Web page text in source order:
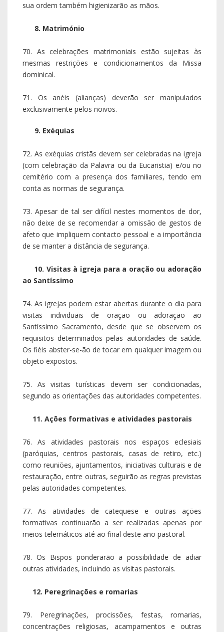
sua ordem também higienizarão as mãos.
8. Matrimónio
70. As celebrações matrimoniais estão sujeitas às
mesmas restrições e condicionamentos da Missa
dominical.
71. Os anéis (alianças) deverão ser manipulados
exclusivamente pelos noivos.
9. Exéquias
72. As exéquias cristãs devem ser celebradas na igreja
(com celebração da Palavra ou da Eucaristia) e/ou no
cemitério com a presença dos familiares, tendo em
conta as normas de segurança.
73. Apesar de tal ser difícil nestes momentos de dor,
não deixe de se recomendar a omissão de gestos de
afeto que impliquem contacto pessoal e a importância
de se manter a distância de segurança.
10. Visitas à igreja para a oração ou adoração
ao Santíssimo
74. As igrejas podem estar abertas durante o dia para
visitas individuais de oração ou adoração ao
Santíssimo Sacramento, desde que se observem os
requisitos determinados pelas autoridades de saúde.
Os fiéis abster-se-ão de tocar em qualquer imagem ou
objeto expostos.
75. As visitas turísticas devem ser condicionadas,
segundo as orientações das autoridades competentes.
11. Ações formativas e atividades pastorais
76. As atividades pastorais nos espaços eclesiais
(paróquias, centros pastorais, casas de retiro, etc.)
como reuniões, ajuntamentos, iniciativas culturais e de
restauração, entre outras, seguirão as regras previstas
pelas autoridades competentes.
77. As atividades de catequese e outras ações
formativas continuarão a ser realizadas apenas por
meios telemáticos até ao final deste ano pastoral.
78. Os Bispos ponderarão a possibilidade de adiar
outras atividades, incluindo as visitas pastorais.
12. Peregrinações e romarias
79. Peregrinações, procissões, festas, romarias,
concentrações religiosas, acampamentos e outras